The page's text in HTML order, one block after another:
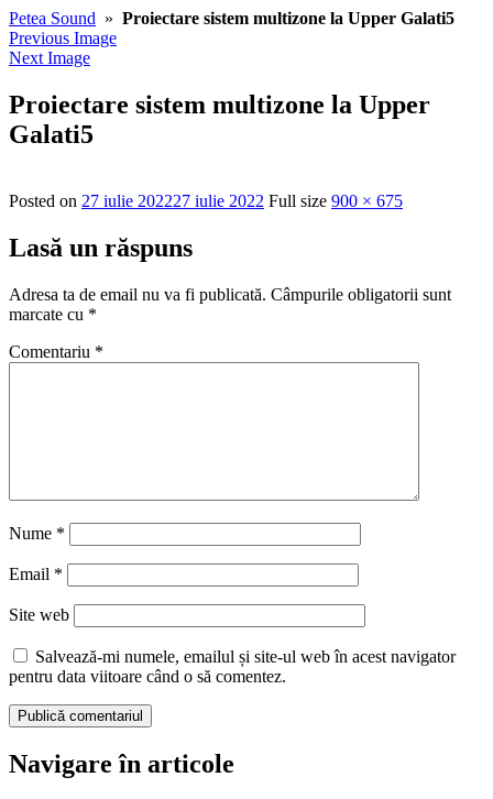
Petea Sound » Proiectare sistem multizone la Upper Galati5
Previous Image
Next Image
Proiectare sistem multizone la Upper
Galati5
Posted on 27 iulie 202227 iulie 2022 Full size 900 × 675
Lasă un răspuns
Adresa ta de email nu va fi publicată. Câmpurile obligatorii sunt
marcate cu *
Comentariu *
Nume *
Email *
Site web
Salvează-mi numele, emailul și site-ul web în acest navigator
pentru data viitoare când o să comentez.
Navigare în articole